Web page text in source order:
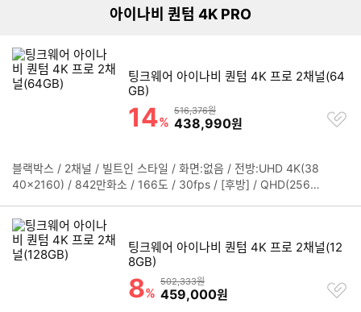
SA) / 전원관련 / 배터리방전방지 / 캐패시터내장 / 주차저전력모드
/ 녹화관련 / 타임랩스 / 스마트고온차단 / 야간보정 / 울트라나이트
연결 / 시큐리티LED / 전후방 빌트인 듀얼 RADAR / RADAR 주차
모드 지원 / 2K QHD 60FPS 녹화 / 4K 30FPS 녹화
아이나비 퀀텀 4K PRO
팅크웨어 아이나비 퀀텀 4K 프로 2채널(64
GB)
할인률
14%
상품금액
516,376원
할인금액
438,990원
찜
하
블랙박스 / 2채널 / 빌트인 스타일 / 화면:없음 / 전방:UHD 4K(38
40x2160) / 842만화소 / 166도 / 30fps / [후방] / QHD(2560x
속전방추돌경고(uFCWS) / 전방추돌경고(FCWS) / 차선이탈경보
(LDWS) / 앞차출발알림(FVSA) / 전원관련 / 캐패시터내장 / 주차
저전력모드 / 녹화관련 / 타임랩스 / 자동포맷 / 스마트고온차단 /
야간보정 / 울트라나이트비전 / GPS내장 / 스마트폰 연동:커넥티드
펼
팅크웨어 아이나비 퀀텀 4K 프로 2채널(12
8GB)
할인률
8%
상품금액
502,333원
할인금액
459,000원
찜
하